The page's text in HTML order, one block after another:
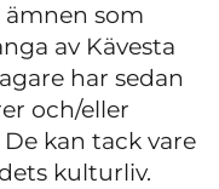
ämnen som
av Kävesta
har sedan
och/eller
kan tack vare
kulturliv.